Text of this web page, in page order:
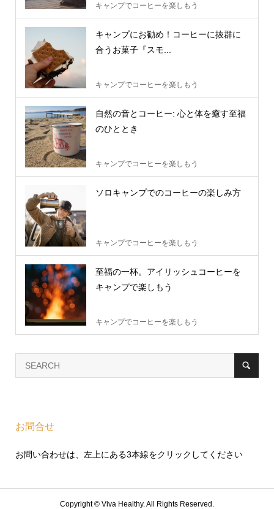
キャンプでコーヒーを楽しもう
キャンプにお勧め！コーヒーに抜群に
合うお菓子『スモ...
キャンプでコーヒーを楽しもう
自然の音とコーヒー: 心と体を癒す至福
のひととき
キャンプでコーヒーを楽しもう
ソロキャンプでのコーヒーの楽しみ方
キャンプでコーヒーを楽しもう
至福の一杯。アイリッシュコーヒーを
キャンプで楽しもう
キャンプでコーヒーを楽しもう
お問合せ
お問い合わせは、左上にある3本線をクリックしてください
Copyright © Viva Healthy. All Rights Reserved.